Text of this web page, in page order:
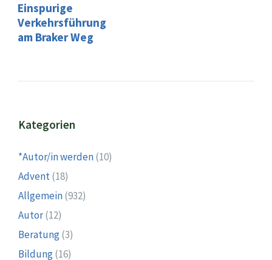
Einspurige
Verkehrsführung
am Braker Weg
Kategorien
*Autor/in werden(10)
Advent(18)
Allgemein(932)
Autor(12)
Beratung(3)
Bildung(16)